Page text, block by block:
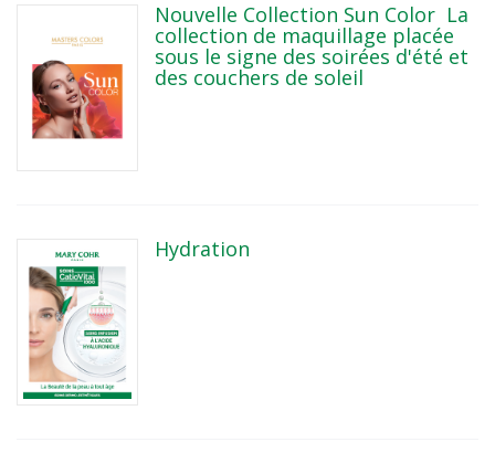
Nouvelle Collection Sun Color La
collection de maquillage placée
sous le signe des soirées d'été et
des couchers de soleil
Hydration